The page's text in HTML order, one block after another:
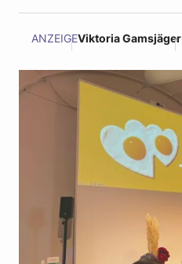
ANZEIGEViktoria Gamsjäger